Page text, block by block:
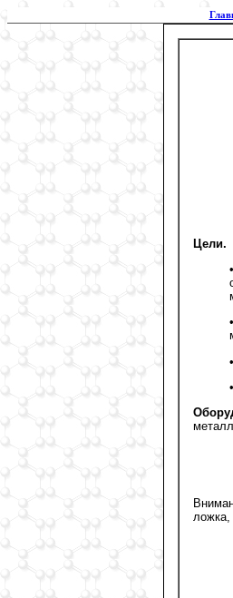
Цели.
ложка,